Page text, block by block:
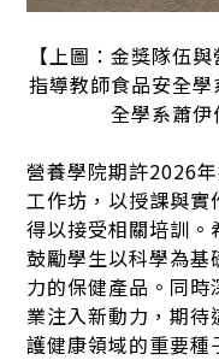
【上圖：金獎隊伍
指導教師食品安全
全學系蕭伊
營養學院期許2026
工作坊，以授課與
得以接受相關培訓。
鼓勵學生以科學為
力的保健產品。同
業注入新動力，期
護健康領域的重要種